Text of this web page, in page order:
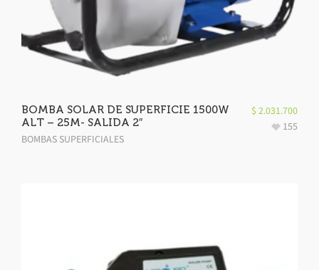
BOMBA SOLAR DE SUPERFICIE 1500W
ALT – 25M- SALIDA 2″
BOMBAS SUPERFICIALES
$ 2.031.700
155